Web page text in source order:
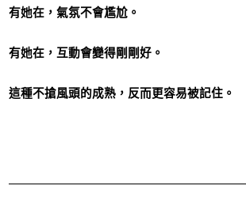
有她在，氣氛不會尷尬。
有她在，互動會變得剛剛好。
這種不搶風頭的成熟，反而更容易被記住。